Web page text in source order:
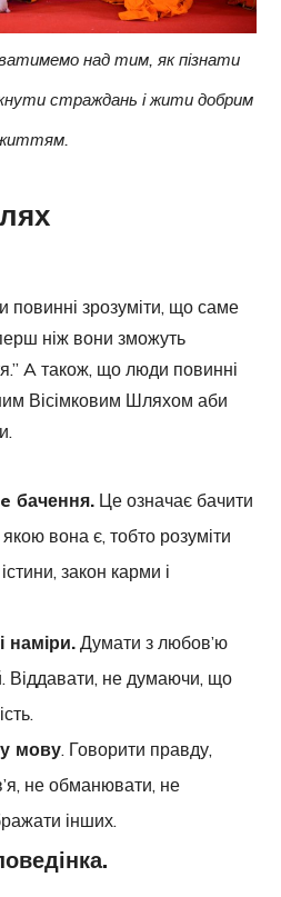
над тим, як пізнати
страждань і жити добрим
повинні зрозуміти, що саме
ніж вони зможуть
A також, що люди повинні
Вісімковим Шляхом аби
бачення. Це означає бачити
вона є, тобто розуміти
закон карми і
наміри. Думати з любов’ю
Віддавати, не думаючи, що
мову. Говорити правду,
не обманювати, не
інших.